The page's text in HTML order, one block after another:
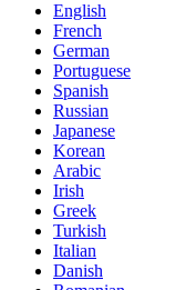
English
French
German
Portuguese
Spanish
Russian
Japanese
Korean
Arabic
Irish
Greek
Turkish
Italian
Danish